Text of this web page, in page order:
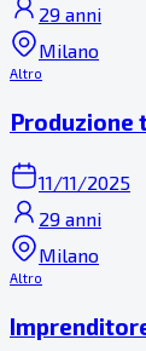
29 anni
Milano
Altro
Produzione
11/11/2025
29 anni
Milano
Altro